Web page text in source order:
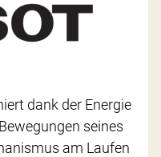
dank der Energie
seines
am Laufen